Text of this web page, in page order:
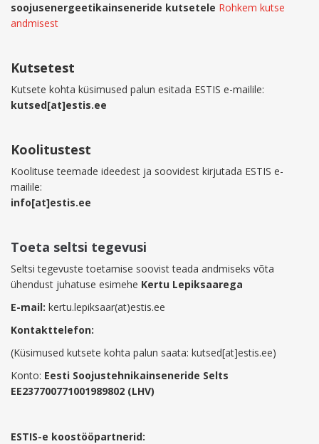
soojusenergeetikainseneride kutsetele Rohkem kutse
andmisest
Kutsetest
Kutsete kohta küsimused palun esitada ESTIS e-mailile:
kutsed[at]estis.ee
Koolitustest
Koolituse teemade ideedest ja soovidest kirjutada ESTIS e-
mailile:
info[at]estis.ee
Toeta seltsi tegevusi
Seltsi tegevuste toetamise soovist teada andmiseks võta
ühendust juhatuse esimehe Kertu Lepiksaarega
E-mail: kertu.lepiksaar(at)estis.ee
Kontakttelefon:
(Küsimused kutsete kohta palun saata: kutsed[at]estis.ee)
Konto: Eesti Soojustehnikainseneride Selts
EE237700771001989802 (LHV)
ESTIS-e koostööpartnerid: